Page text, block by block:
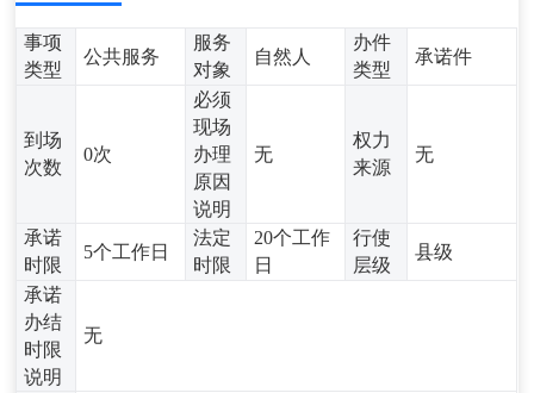
事项
类型
公共服务
服务
对象
自然人
办件
类型
承诺件
到场
次数
0次
必须
现场
办理
原因
说明
无
权力
来源
无
承诺
时限
5个工作日
法定
时限
20个工作
日
行使
层级
县级
承诺
办结
时限
说明
无